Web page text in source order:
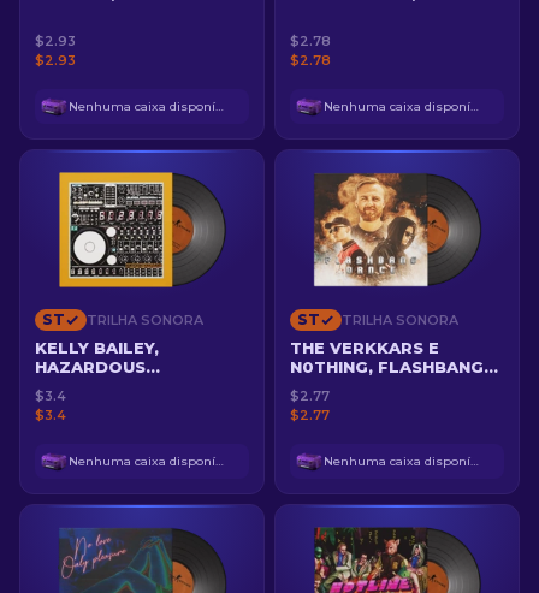
$2.93
$2.93
Nenhuma caixa disponível
$2.78
$2.78
Nenhuma caixa disponível
ST TRILHA SONORA
KELLY BAILEY,
HAZARDOUS
ENVIRONMENTS
$3.4
$3.4
Nenhuma caixa disponível
ST TRILHA SONORA
THE VERKKARS E
N0THING, FLASHBANG
DANCE
$2.77
$2.77
Nenhuma caixa disponível